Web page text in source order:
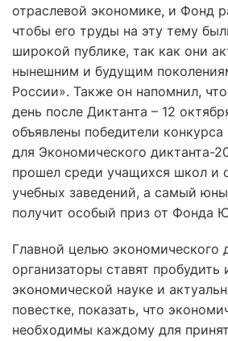
отраслевой экономике, и Фонд
чтобы его труды на эту тему
широкой публике, так как они
нынешним и будущим
России». Также он напомнил,
день после Диктанта – 12
объявлены победители
для Экономического диктанта-
прошел среди учащихся школ и
учебных заведений, а самый
получит особый приз от Фонда
Главной целью экономического
организаторы ставят пробудить
экономической науке и
повестке, показать, что
необходимы каждому для